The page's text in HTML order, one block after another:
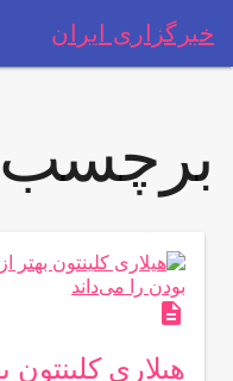
خبرگزاری ایران
description
هیلاری